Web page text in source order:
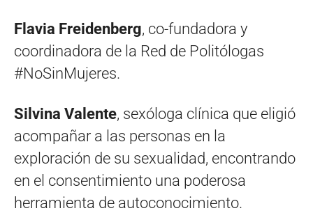
Flavia Freidenberg, co-fundadora y
coordinadora de la Red de Politólogas
#NoSinMujeres.
Silvina Valente, sexóloga clínica que eligió
acompañar a las personas en la
exploración de su sexualidad, encontrando
en el consentimiento una poderosa
herramienta de autoconocimiento.